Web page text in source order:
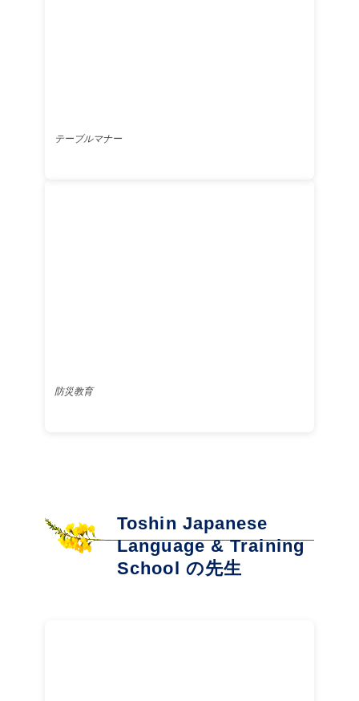
テーブルマナー
防災教育
Toshin Japanese
Language & Training
School の先生